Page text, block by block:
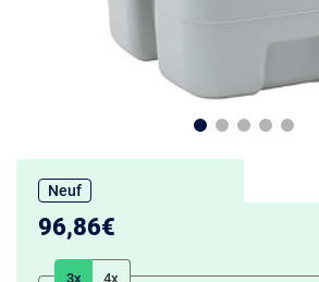
Neuf
96,86€
3x 4x